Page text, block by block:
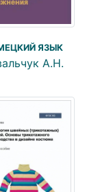
ЯЗЫК
А.Н.